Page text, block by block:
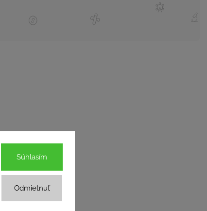
Odmietnuť
Súhlasím